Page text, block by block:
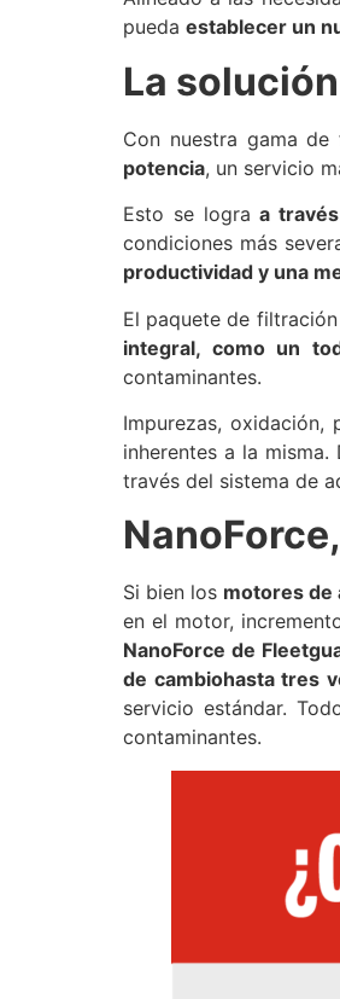
pueda establecer un
La
Con nuestra gama
potencia, un servicio
Esto se lograa
condiciones más
productividad y una
El paquete de
integral, como un
contaminantes.
Impurezas,
inherentes a la misma.
través del sistema de
Si bien los motores de
en el motor,
NanoForce de
de cambiohasta tres
servicio estándar.
contaminantes.